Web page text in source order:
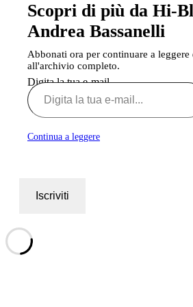
Scopri di più da Hi-
Andrea Bassanelli
Abbonati ora per continuare a leggere
all'archivio completo.
Digita la tua e-mail...
Continua a leggere
Iscriviti